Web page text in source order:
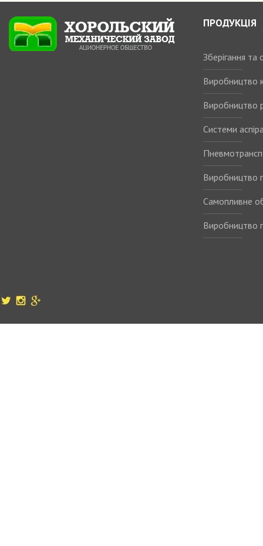
ПРОДУКЦІЯ
Зберігання
Виробництво
Виробництво
Системи
Виробництво
Самопливне
Виробництво